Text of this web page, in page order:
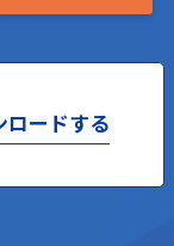
ロードする